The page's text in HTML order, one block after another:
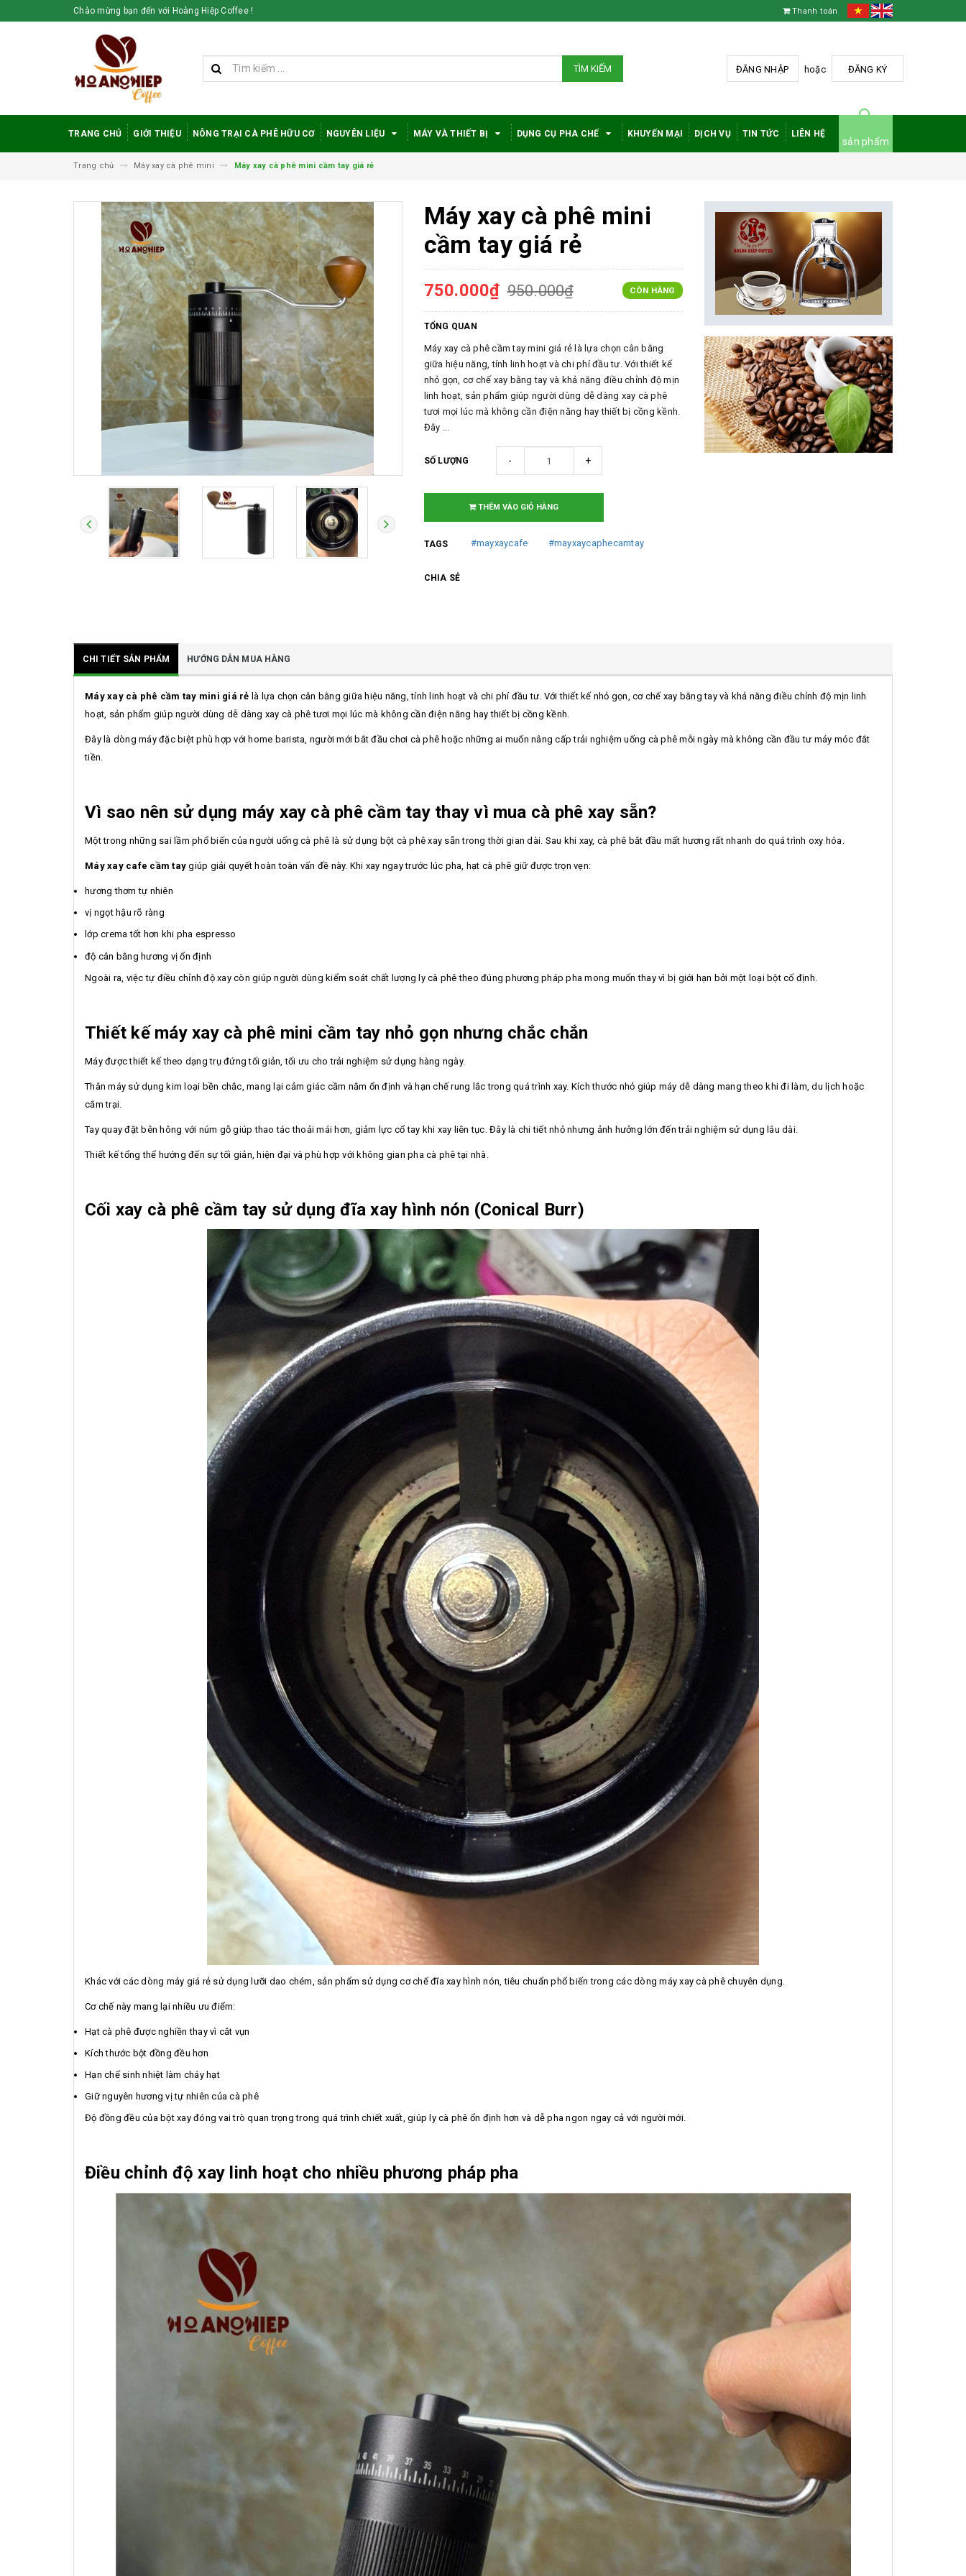
Chào mừng bạn đến với Hoàng Hiệp Coffee ! Thanh toán
TÌM KIẾM ĐĂNG NHẬP hoặc ĐĂNG KÝ
TRANG CHỦ GIỚI THIỆU NÔNG TRẠI CÀ PHÊ HỮU CƠ NGUYÊN LIỆU MÁY VÀ THIẾT BỊ DỤNG CỤ PHA CHẾ KHUYẾN MẠI DỊCH VỤ TIN TỨC LIÊN HỆ
sản phẩm
Trang chủ Máy xay cà phê mini Máy xay cà phê mini cầm tay giá rẻ
Máy xay cà phê mini
cầm tay giá rẻ
750.000₫ 950.000₫ CÒN HÀNG
TỔNG QUAN
Máy xay cà phê cầm tay mini giá rẻ là lựa chọn cân bằng
giữa hiệu năng, tính linh hoạt và chi phí đầu tư. Với thiết kế
nhỏ gọn, cơ chế xay bằng tay và khả năng điều chỉnh độ mịn
linh hoạt, sản phẩm giúp người dùng dễ dàng xay cà phê
tươi mọi lúc mà không cần điện năng hay thiết bị cồng kềnh.
Đây ...
SỐ LƯỢNG - +
THÊM VÀO GIỎ HÀNG
TAGS #mayxaycafe #mayxaycaphecamtay
CHIA SẺ
CHI TIẾT SẢN PHẨM HƯỚNG DẪN MUA HÀNG
Máy xay cà phê cầm tay mini giá rẻ là lựa chọn cân bằng giữa hiệu năng, tính linh hoạt và chi phí đầu tư. Với thiết kế nhỏ gọn, cơ chế xay bằng tay và khả năng điều chỉnh độ mịn linh
hoạt, sản phẩm giúp người dùng dễ dàng xay cà phê tươi mọi lúc mà không cần điện năng hay thiết bị cồng kềnh.
Đây là dòng máy đặc biệt phù hợp với home barista, người mới bắt đầu chơi cà phê hoặc những ai muốn nâng cấp trải nghiệm uống cà phê mỗi ngày mà không cần đầu tư máy móc đắt
tiền.
Vì sao nên sử dụng máy xay cà phê cầm tay thay vì mua cà phê xay sẵn?
Một trong những sai lầm phổ biến của người uống cà phê là sử dụng bột cà phê xay sẵn trong thời gian dài. Sau khi xay, cà phê bắt đầu mất hương rất nhanh do quá trình oxy hóa.
Máy xay cafe cầm taygiúp giải quyết hoàn toàn vấn đề này. Khi xay ngay trước lúc pha, hạt cà phê giữ được trọn vẹn:
hương thơm tự nhiên
vị ngọt hậu rõ ràng
lớp crema tốt hơn khi pha espresso
độ cân bằng hương vị ổn định
Ngoài ra, việc tự điều chỉnh độ xay còn giúp người dùng kiểm soát chất lượng ly cà phê theo đúng phương pháp pha mong muốn thay vì bị giới hạn bởi một loại bột cố định.
Thiết kế máy xay cà phê mini cầm tay nhỏ gọn nhưng chắc chắn
Máy được thiết kế theo dạng trụ đứng tối giản, tối ưu cho trải nghiệm sử dụng hàng ngày.
Thân máy sử dụng kim loại bền chắc, mang lại cảm giác cầm nắm ổn định và hạn chế rung lắc trong quá trình xay. Kích thước nhỏ giúp máy dễ dàng mang theo khi đi làm, du lịch hoặc
cắm trại.
Tay quay đặt bên hông với núm gỗ giúp thao tác thoải mái hơn, giảm lực cổ tay khi xay liên tục. Đây là chi tiết nhỏ nhưng ảnh hưởng lớn đến trải nghiệm sử dụng lâu dài.
Thiết kế tổng thể hướng đến sự tối giản, hiện đại và phù hợp với không gian pha cà phê tại nhà.
Cối xay cà phê cầm tay sử dụng đĩa xay hình nón (Conical Burr)
Khác với các dòng máy giá rẻ sử dụng lưỡi dao chém, sản phẩm sử dụng cơ chế đĩa xay hình nón, tiêu chuẩn phổ biến trong các dòng máy xay cà phê chuyên dụng.
Cơ chế này mang lại nhiều ưu điểm:
Hạt cà phê được nghiền thay vì cắt vụn
Kích thước bột đồng đều hơn
Hạn chế sinh nhiệt làm cháy hạt
Giữ nguyên hương vị tự nhiên của cà phê
Độ đồng đều của bột xay đóng vai trò quan trọng trong quá trình chiết xuất, giúp ly cà phê ổn định hơn và dễ pha ngon ngay cả với người mới.
Điều chỉnh độ xay linh hoạt cho nhiều phương pháp pha